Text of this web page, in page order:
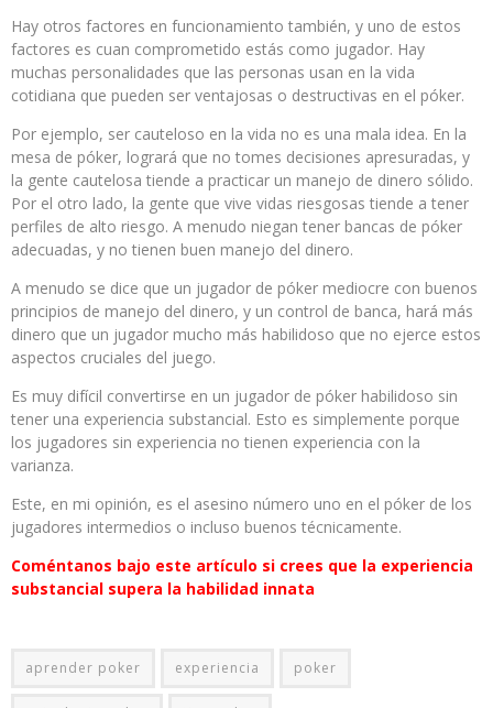
Hay otros factores en funcionamiento también, y uno de estos
factores es cuan comprometido estás como jugador. Hay
muchas personalidades que las personas usan en la vida
cotidiana que pueden ser ventajosas o destructivas en el póker.
Por ejemplo, ser cauteloso en la vida no es una mala idea. En la
mesa de póker, logrará que no tomes decisiones apresuradas, y
la gente cautelosa tiende a practicar un manejo de dinero sólido.
Por el otro lado, la gente que vive vidas riesgosas tiende a tener
perfiles de alto riesgo. A menudo niegan tener bancas de póker
adecuadas, y no tienen buen manejo del dinero.
A menudo se dice que un jugador de póker mediocre con buenos
principios de manejo del dinero, y un control de banca, hará más
dinero que un jugador mucho más habilidoso que no ejerce estos
aspectos cruciales del juego.
Es muy difícil convertirse en un jugador de póker habilidoso sin
tener una experiencia substancial. Esto es simplemente porque
los jugadores sin experiencia no tienen experiencia con la
varianza.
Este, en mi opinión, es el asesino número uno en el póker de los
jugadores intermedios o incluso buenos técnicamente.
Coméntanos bajo este artículo si crees que la experiencia
substancial supera la habilidad innata
aprender poker experiencia poker